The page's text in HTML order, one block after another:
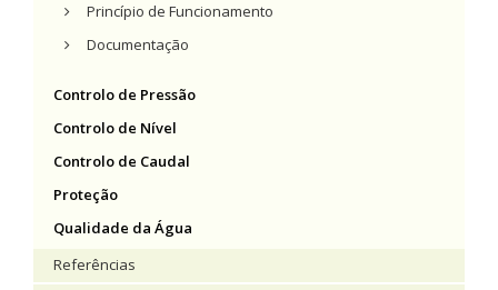
Princípio de Funcionamento
Documentação
Controlo de Pressão
Controlo de Nível
Controlo de Caudal
Proteção
Qualidade da Água
Referências